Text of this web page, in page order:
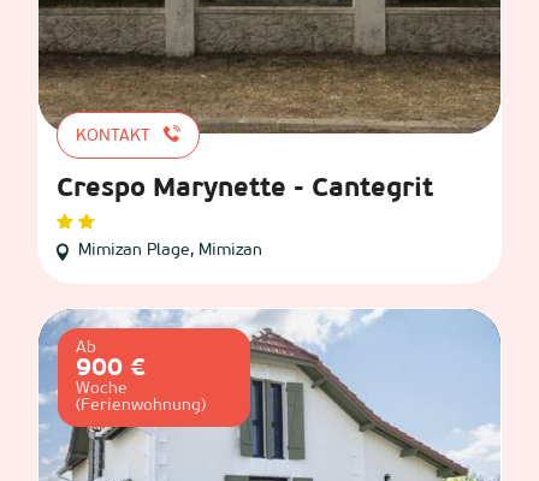
KONTAKT
Crespo Marynette - Cantegrit
Mimizan Plage, Mimizan
Ab
900 €
Woche
(Ferienwohnung)